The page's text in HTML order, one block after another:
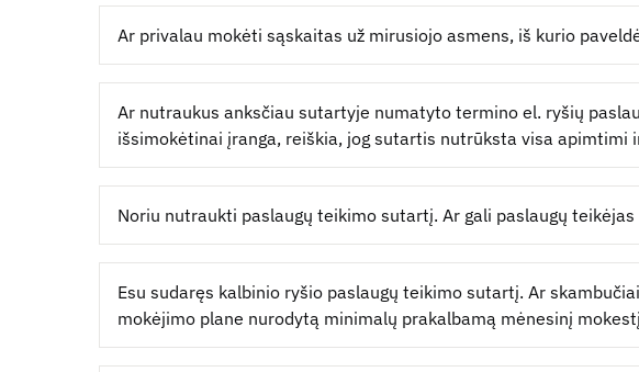
Ar privalau mokėti sąskaitas už mirusiojo asmens, iš kurio
Ar nutraukus anksčiau sutartyje numatyto termino el. ryšių
išsimokėtinai įranga, reiškia, jog sutartis nutrūksta visa apimtimi
Noriu nutraukti paslaugų teikimo sutartį. Ar gali paslaugų
Esu sudaręs kalbinio ryšio paslaugų teikimo sutartį. Ar
mokėjimo plane nurodytą minimalų prakalbamą mėnesinį